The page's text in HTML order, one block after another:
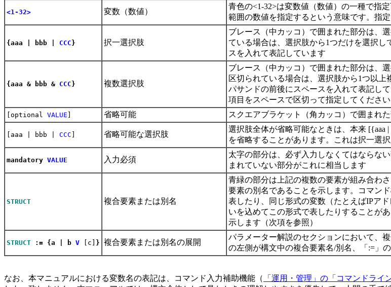
<1-32> 変数（数値）
青色の<1-32>は変数値（数値）の一種で指
範囲の数値を指定するという意味です。指
{aaa | bbb | CCC } 択一選択肢
ブレース（中カッコ）で囲まれた部分は、
ている場合は、選択肢から1つだけを選択
スを入れて表記しています
{aaa & bbb & CCC } 複数選択肢
ブレース（中カッコ）で囲まれた部分は、
区切られている場合は、選択肢から1つ以
パサンドの前後にスペースを入れて表記し
項目をスペースで区切って指定してください
[optional VALUE 省略可能 スクエアブラケット（角カッコ）で囲まれ
[aaa | bbb | CCC 省略可能な選択肢
選択肢全体が省略可能なときは、本来 [{aaa
を省略することがあります。これは択一選
mandatory VALUE 入力必須
太字の部分は、必ず入力しなくてはならな
まれていない部分がこれに相当します
STRUCT 複合要素または別名
青緑の部分は上記の複数の要素が組み合わ
要素の別名であることを示します。コマン
表したり、同じ形式の変数（たとえばIPア
いを込めてこの形式で表したりすることが
示します（次項を参照）
STRUCT := {a | b V [c] } 複合要素または別名の展開
パラメーター解説のセクションにおいて、
の左側が構文中の複合要素名/別名、「:=」
なお、本マニュアルにおける変数名の表記は、コマンド入力補助機能（ 「運用・管理」の「コマンドライ